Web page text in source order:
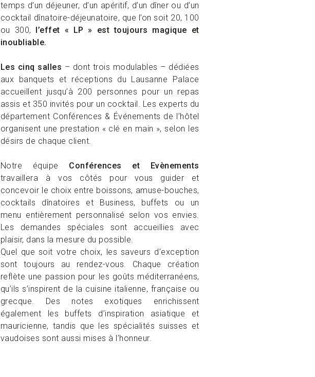
temps d’un déjeuner, d’un apéritif, d’un dîner ou d’un
cocktail dînatoire-déjeunatoire, que l’on soit 20, 100
ou 300, l’effet « LP » est toujours magique et
inoubliable.
Les cinq salles – dont trois modulables – dédiées
aux banquets et réceptions du Lausanne Palace
accueillent jusqu’à 200 personnes pour un repas
assis et 350 invités pour un cocktail. Les experts du
département Conférences & Événements de l’hôtel
organisent une prestation « clé en main », selon les
désirs de chaque client.
Notre équipe Conférences et Evènements
travaillera à vos côtés pour vous guider et
concevoir le choix entre boissons, amuse-bouches,
cocktails dînatoires et Business, buffets ou un
menu entièrement personnalisé selon vos envies.
Les demandes spéciales sont accueillies avec
plaisir, dans la mesure du possible.
Quel que soit votre choix, les saveurs d’exception
sont toujours au rendez-vous. Chaque création
reflète une passion pour les goûts méditerranéens,
qu’ils s’inspirent de la cuisine italienne, française ou
grecque. Des notes exotiques enrichissent
également les buffets d’inspiration asiatique et
mauricienne, tandis que les spécialités suisses et
vaudoises sont aussi mises à l’honneur.